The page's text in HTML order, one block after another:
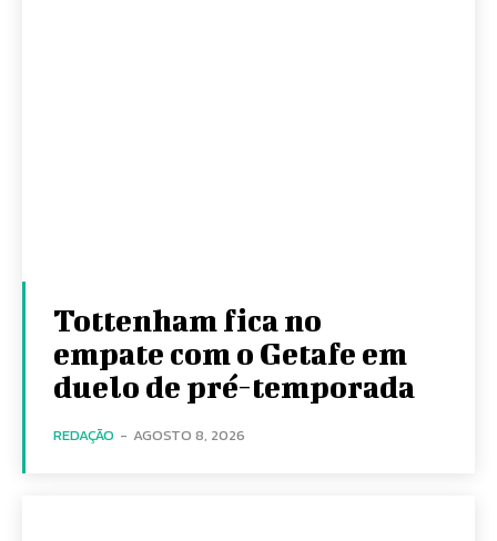
Tottenham fica no
empate com o Getafe em
duelo de pré-temporada
REDAÇÃO - AGOSTO 8, 2026